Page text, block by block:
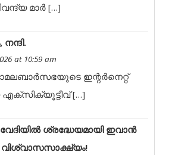
മാർ […]
at 10:59 am
ഇന്റർനെറ്റ്
[…]
ശ്രദ്ധേയമായി ഇവാൻ
വിശ്വാസസാക്ഷ്യം!